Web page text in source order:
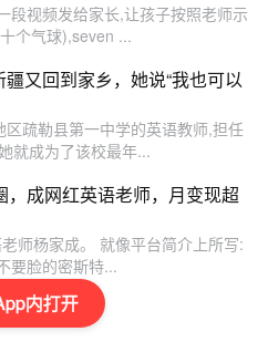
内打开
段视频发给家长,让孩子按照老师示
个气球),seven ...
又回到家乡，她说“我也可以
疏勒县第一中学的英语教师,担任
就成为了该校最年...
成网红英语老师，月变现超
师杨家成。 就像平台简介上所写:
要脸的密斯特...